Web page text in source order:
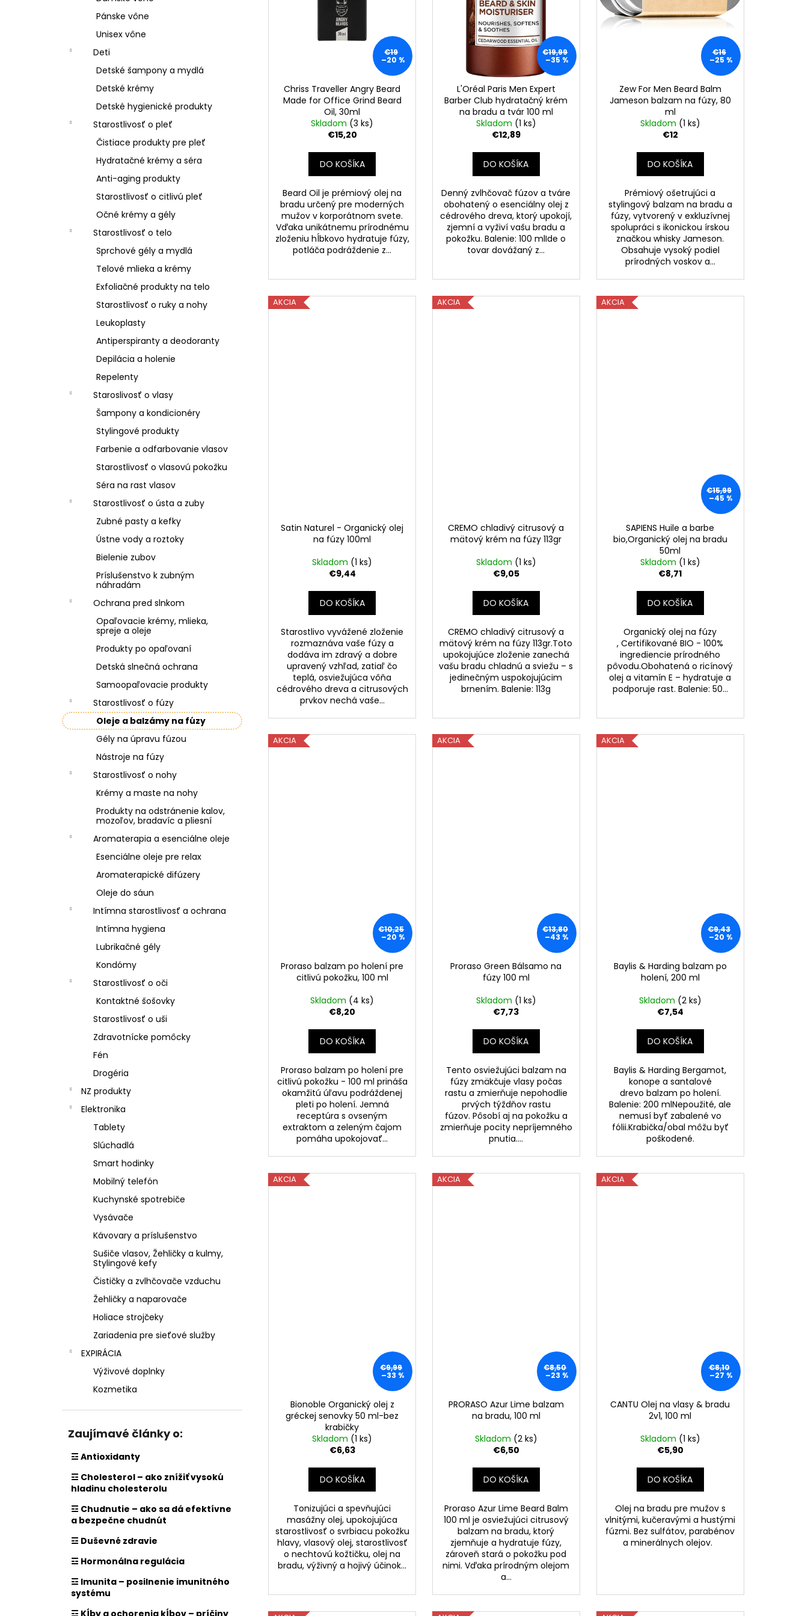
Pánske vône
Unisex vône
Deti
Detské šampony a mydlá
Detské krémy
Detské hygienické produkty
Starostlivosť o pleť
Čistiace produkty pre pleť
Hydratačné krémy a séra
Anti-aging produkty
Starostlivosť o citlivú pleť
Očné krémy a gély
Starostlivosť o telo
Sprchové gély a mydlá
Telové mlieka a krémy
Exfoliačné produkty na telo
Starostlivosť o ruky a nohy
Leukoplasty
Antiperspiranty a deodoranty
Depilácia a holenie
Repelenty
Staroslivosť o vlasy
Šampony a kondicionéry
Stylingové produkty
Farbenie a odfarbovanie vlasov
Starostlivosť o vlasovú pokožku
Séra na rast vlasov
Starostlivosť o ústa a zuby
Zubné pasty a kefky
Ústne vody a roztoky
Bielenie zubov
Príslušenstvo k zubným
náhradám
Ochrana pred slnkom
Opaľovacie krémy, mlieka,
spreje a oleje
Produkty po opaľovaní
Detská slnečná ochrana
Samoopaľovacie produkty
Starostlivosť o fúzy
Oleje a balzámy na fúzy
Gély na úpravu fúzou
Nástroje na fúzy
Starostlivosť o nohy
Krémy a maste na nohy
Produkty na odstránenie kalov,
mozoľov, bradavíc a pliesní
Aromaterapia a esenciálne oleje
Esenciálne oleje pre relax
Aromaterapické difúzery
Oleje do sáun
Intímna starostlivosť a ochrana
Intímna hygiena
Lubrikačné gély
Kondómy
Starostlivosť o oči
Kontaktné šošovky
Starostlivosť o uši
Zdravotnícke pomôcky
Fén
Drogéria
NZ produkty
Elektronika
Tablety
Slúchadlá
Smart hodinky
Mobilný telefón
Kuchynské spotrebiče
Vysávače
Kávovary a príslušenstvo
Sušiče vlasov, Žehličky a kulmy,
Stylingové kefy
Čističky a zvlhčovače vzduchu
Žehličky a naparovače
Holiace strojčeky
Zariadenia pre sieťové služby
EXPIRÁCIA
Výživové doplnky
Kozmetika
Zaujímavé články o:
☲ Antioxidanty
☲ Cholesterol – ako znížiť vysokú
hladinu cholesterolu
☲ Chudnutie – ako sa dá efektívne
a bezpečne chudnút
☲ Duševné zdravie
☲ Hormonálna regulácia
☲ Imunita – posilnenie imunitného
systému
☲ Kĺby a ochorenia kĺbov – príčiny
€19
–20 %
Chriss Traveller Angry Beard
Made for Office Grind Beard
Oil, 30ml
Skladom (3 ks)
€15,20
DO KOŠÍKA
Beard Oil je prémiový olej na
bradu určený pre moderných
mužov v korporátnom svete.
Vďaka unikátnemu prírodnému
zloženiu hĺbkovo hydratuje fúzy,
potláča podráždenie z...
€19,99
–35 %
L'Oréal Paris Men Expert
Barber Club hydratačný krém
na bradu a tvár 100 ml
Skladom (1 ks)
€12,89
DO KOŠÍKA
Denný zvlhčovač fúzov a tváre
obohatený o esenciálny olej z
cédrového dreva, ktorý upokojí,
zjemní a vyživí vašu bradu a
pokožku. Balenie: 100 mlIde o
tovar dovážaný z...
€16
–25 %
Zew For Men Beard Balm
Jameson balzam na fúzy, 80
ml
Skladom (1 ks)
€12
DO KOŠÍKA
Prémiový ošetrujúci a
stylingový balzam na bradu a
fúzy, vytvorený v exkluzívnej
spolupráci s ikonickou írskou
značkou whisky Jameson.
Obsahuje vysoký podiel
prírodných voskov a...
AKCIA
Satin Naturel - Organický olej
na fúzy 100ml
Skladom (1 ks)
€9,44
DO KOŠÍKA
Starostlivo vyvážené zloženie
rozmaznáva vaše fúzy a
dodáva im zdravý a dobre
upravený vzhľad, zatiaľ čo
teplá, osviežujúca vôňa
cédrového dreva a citrusových
prvkov nechá vaše...
AKCIA
CREMO chladivý citrusový a
mätový krém na fúzy 113gr
Skladom (1 ks)
€9,05
DO KOŠÍKA
CREMO chladivý citrusový a
mätový krém na fúzy 113gr.Toto
upokojujúce zloženie zanechá
vašu bradu chladnú a sviežu – s
jedinečným uspokojujúcim
brnením. Balenie: 113g
AKCIA
€15,99
–45 %
SAPIENS Huile a barbe
bio,Organický olej na bradu
50ml
Skladom (1 ks)
€8,71
DO KOŠÍKA
Organický olej na fúzy
, Certifikované BIO - 100%
ingrediencie prírodného
pôvodu.Obohatená o ricínový
olej a vitamín E – hydratuje a
podporuje rast. Balenie: 50...
AKCIA
€10,25
–20 %
Proraso balzam po holení pre
citlivú pokožku, 100 ml
Skladom (4 ks)
€8,20
DO KOŠÍKA
Proraso balzam po holení pre
citlivú pokožku - 100 ml prináša
okamžitú úľavu podráždenej
pleti po holení. Jemná
receptúra s ovseným
extraktom a zeleným čajom
pomáha upokojovať...
AKCIA
€13,80
–43 %
Proraso Green Bálsamo na
fúzy 100 ml
Skladom (1 ks)
€7,73
DO KOŠÍKA
Tento osviežujúci balzam na
fúzy zmäkčuje vlasy počas
rastu a zmierňuje nepohodlie
prvých týždňov rastu
fúzov. Pôsobí aj na pokožku a
zmierňuje pocity nepríjemného
pnutia....
AKCIA
€9,43
–20 %
Baylis & Harding balzam po
holení, 200 ml
Skladom (2 ks)
€7,54
DO KOŠÍKA
Baylis & Harding Bergamot,
konope a santalové
drevo balzam po holení.
Balenie: 200 mlNepoužité, ale
nemusí byť zabalené vo
fólii.Krabička/obal môžu byť
poškodené.
AKCIA
€9,99
–33 %
Bionoble Organický olej z
gréckej senovky 50 ml-bez
krabičky
Skladom (1 ks)
€6,63
DO KOŠÍKA
Tonizujúci a spevňujúci
masážny olej, upokojujúca
starostlivosť o svrbiacu pokožku
hlavy, vlasový olej, starostlivosť
o nechtovú kožtičku, olej na
bradu, výživný a hojivý účinok...
AKCIA
€8,50
–23 %
PRORASO Azur Lime balzam
na bradu, 100 ml
Skladom (2 ks)
€6,50
DO KOŠÍKA
Proraso Azur Lime Beard Balm
100 ml je osviežujúci citrusový
balzam na bradu, ktorý
zjemňuje a hydratuje fúzy,
zároveň stará o pokožku pod
nimi. Vďaka prírodným olejom
a...
AKCIA
€8,10
–27 %
CANTU Olej na vlasy & bradu
2v1, 100 ml
Skladom (1 ks)
€5,90
DO KOŠÍKA
Olej na bradu pre mužov s
vlnitými, kučeravými a hustými
fúzmi. Bez sulfátov, parabénov
a minerálnych olejov.